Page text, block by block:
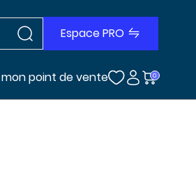
Rechercher dans le site
Espace PRO
mon point de vente 0